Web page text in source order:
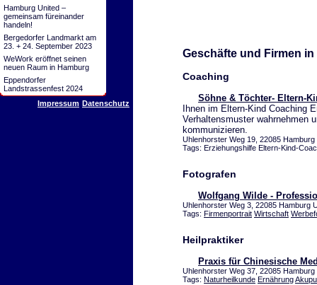
Hamburg United –
gemeinsam füreinander
handeln!
Bergedorfer Landmarkt am
23. + 24. September 2023
WeWork eröffnet seinen
neuen Raum in Hamburg
Eppendorfer
Landstrassenfest 2024
Impressum Datenschutz
Geschäfte und Firmen
Coaching
Söhne & Töchter- Eltern-
Ihnen im Eltern-Kind Coaching
Verhaltensmuster wahrnehmen
kommunizieren.
Uhlenhorster Weg 19, 22085
Tags: Erziehungshilfe Eltern-Kind-
Fotografen
Wolfgang Wilde -
Uhlenhorster Weg 3, 22085 Hamburg
Tags: Firmenportrait Wirtschaft
Heilpraktiker
Praxis für Chinesische
Uhlenhorster Weg 37, 22085
Tags: Naturheilkunde Ernährung